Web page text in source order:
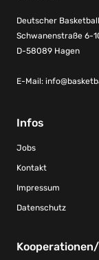
Deutscher
Schwanenstraße 6-
D-58089 Hagen
E-Mail:
Infos
Jobs
Kontakt
Impressum
Datenschutz